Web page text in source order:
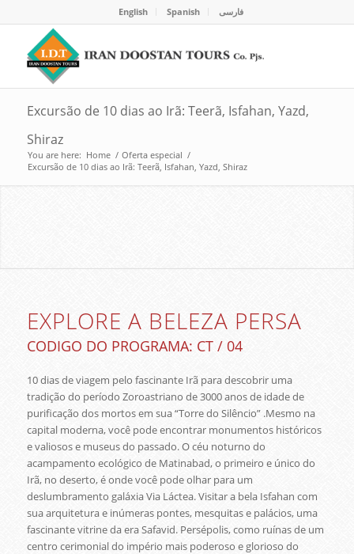
English Spanish فارسی
Excursão de 10 dias ao Irã: Teerã, Isfahan, Yazd,
Shiraz
You are here: Home / Oferta especial /
Excursão de 10 dias ao Irã: Teerã, Isfahan, Yazd, Shiraz
EXPLORE A BELEZA PERSA
CODIGO DO PROGRAMA: CT / 04
10 dias de viagem pelo fascinante Irã para descobrir uma
tradição do período Zoroastriano de 3000 anos de idade de
purificação dos mortos em sua “Torre do Silêncio” .Mesmo na
capital moderna, você pode encontrar monumentos históricos
e valiosos e museus do passado. O céu noturno do
acampamento ecológico de Matinabad, o primeiro e único do
Irã, no deserto, é onde você pode olhar para um
deslumbramento galáxia Via Láctea. Visitar a bela Isfahan com
sua arquitetura e inúmeras pontes, mesquitas e palácios, uma
fascinante vitrine da era Safavid. Persépolis, como ruínas de um
centro cerimonial do império mais poderoso e glorioso do